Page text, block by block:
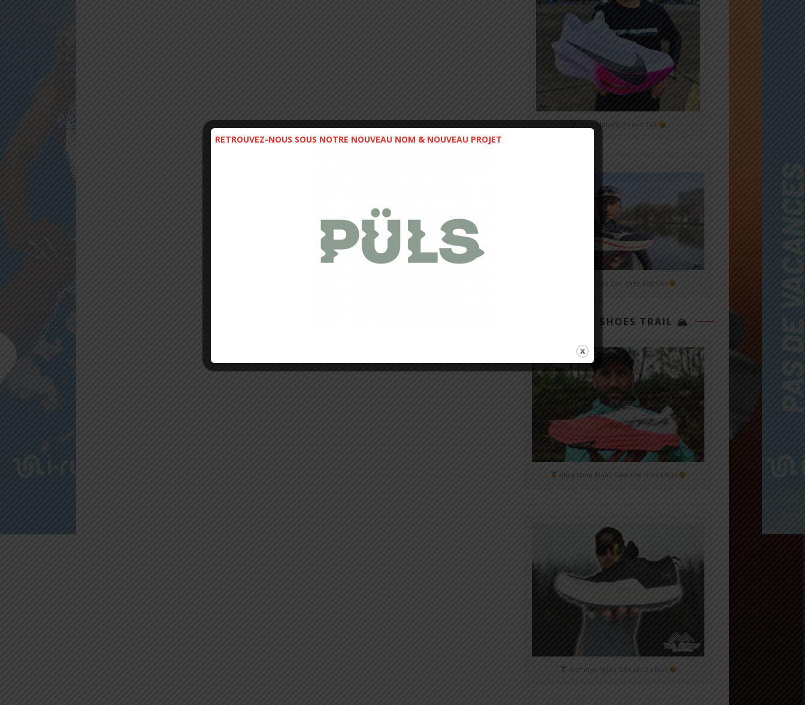
Nike Alphafly 3 chez T4R
Mizuno Neo Zen chez Alltricks
TOP 3 SHOES TRAIL 🏔
Altra Mont Blanc Carbone chez i-Run
Arc'teryx Sylan GTX chez i-Run
RETROUVEZ-NOUS SOUS NOTRE NOUVEAU NOM & NOUVEAU PROJET